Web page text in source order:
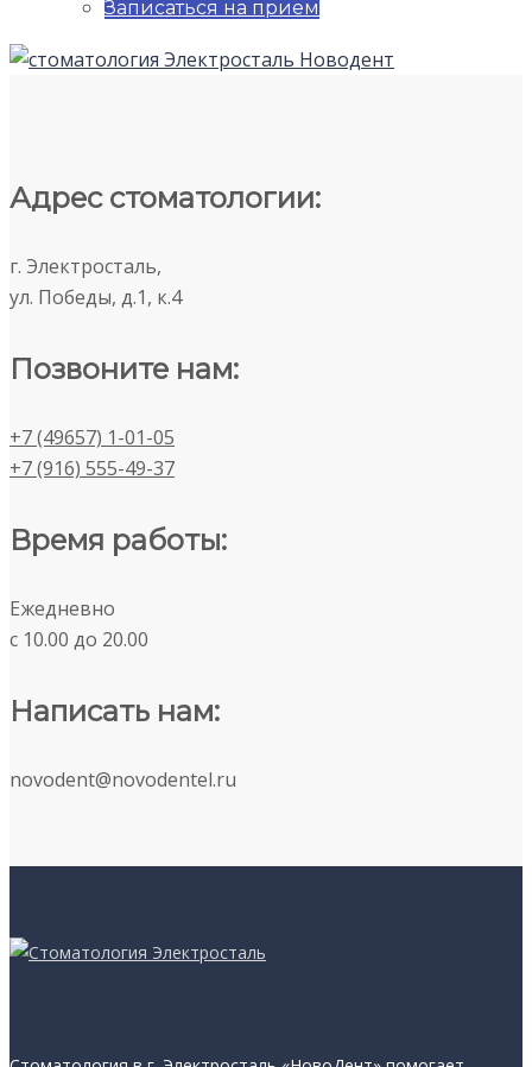
Записаться на прием
Адрес стоматологии:
г. Электросталь,
ул. Победы, д.1, к.4
Позвоните нам:
+7 (49657) 1-01-05
+7 (916) 555-49-37
Время работы:
Ежедневно
c 10.00 до 20.00
Написать нам:
novodent@novodentel.ru